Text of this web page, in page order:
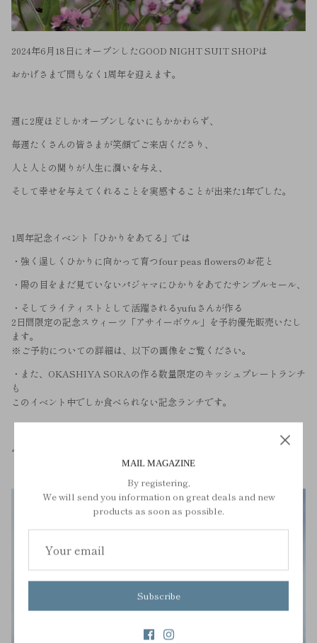
2024年6月18日にオープンしたGOOD NIGHT SUIT SHOPは
おかげさまで間もなく1周年を迎えます。
週に2度ほどしかオープンしないにもかかわらず、
毎週たくさんの皆さまが笑顔でご来店くださり、
人と人との関りが人生に潤いを与え、
そして幸せを与えてくれることを実感することが出来た1年でした。
1周年記念イベント「ひかりをあてる」では
・強く逞しくひかりに向かって育つfour peas flowersのお花と
・陽の目をまだ見ていないパジャマにひかりをあてたサンプルセール、
・そしてライティストとして活躍されるyufuさんが作る
2日間限定の記念スウィーツ「アサイーボウル」を予約優先販売いたし
ます。
※ご予約についての詳細は、以下の画像をご覧ください。
・また、OKASHIYA SORAの作る数量限定のキッシュプレートランチ
も
このイベント中でしか食べられない記念ランチです。
みなさまに感謝をお伝えしたく、ぜひ足をお運びください！
MAIL MAGAZINE
By registering,
We will send you information on great deals and new
products as soon as possible.
Subscribe